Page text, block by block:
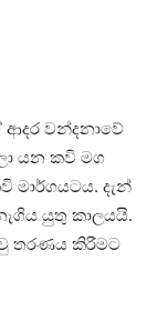
වන්දනාවේ
යන කවි මග
දැන්
යුතු කාලයයි.
තරණය කිරීමට